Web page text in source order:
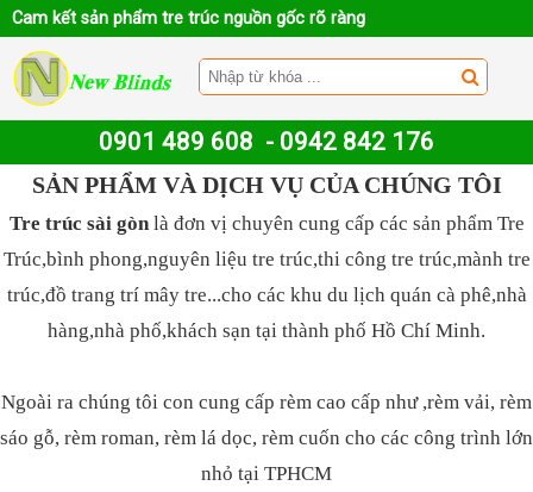
Cam kết sản phẩm tre trúc nguồn gốc rõ ràng
0901 489 608 - 0942 842 176
SẢN PHẨM VÀ DỊCH VỤ CỦA CHÚNG TÔI
Tre trúc sài gònlà đơn vị chuyên cung cấp các sản phẩm Tre
Trúc,bình phong,nguyên liệu tre trúc,thi công tre trúc,mành tre
trúc,đồ trang trí mây tre...cho các khu du lịch quán cà phê,nhà
hàng,nhà phố,khách sạn tại thành phố Hồ Chí Minh.
Ngoài ra chúng tôi con cung cấp rèm cao cấp như ,rèm vải, rèm
sáo gỗ, rèm roman, rèm lá dọc, rèm cuốn cho các công trình lớn
nhỏ tại TPHCM